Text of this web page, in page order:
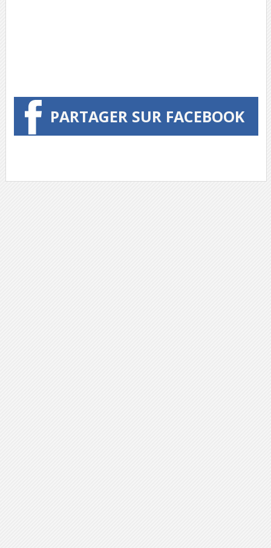
PARTAGER SUR FACEBOOK